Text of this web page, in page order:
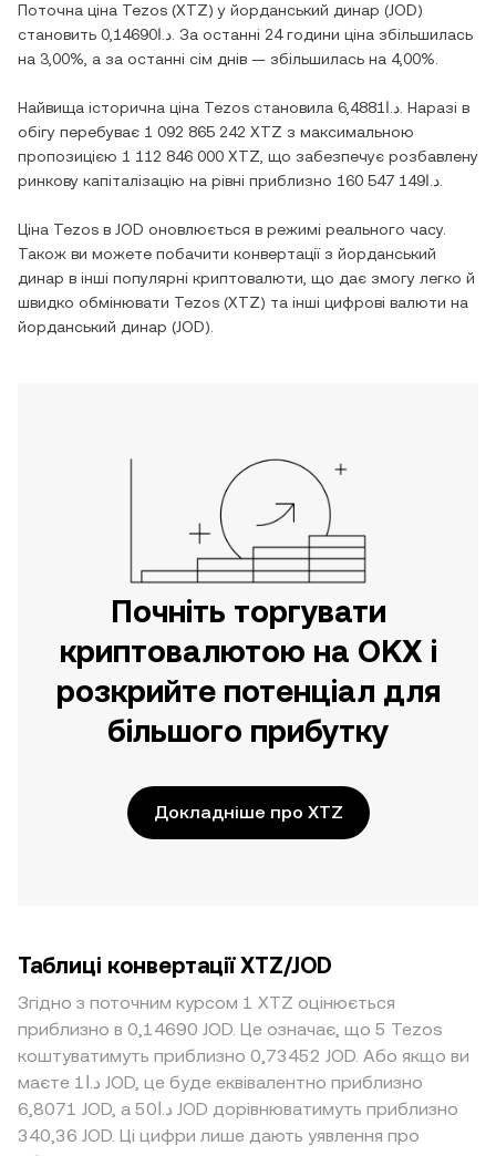
Поточна ціна Tezos (XTZ) у йорданський динар (JOD)
становить
د.ا0,14690 . За останні 24 години ціна збільшилась
на 3,00% , а за останні сім днів — збільшилась на 4,00%
Найвища історична ціна Tezos становила د.ا6,4881 . Наразі в
обігу перебуває 1 092 865 242 XTZ з максимальною
пропозицією 1 112 846 000 XTZ , що забезпечує розбавлену
ринкову капіталізацію на рівні приблизно
د.ا160 547 149
Ціна Tezos в JOD оновлюється в режимі реального часу.
Також ви можете побачити конвертації з йорданський
динар в інші популярні криптовалюти, що дає змогу легко й
швидко обмінювати Tezos (XTZ) та інші цифрові валюти на
йорданський динар (JOD).
Почніть торгувати
криптовалютою на OKX і
розкрийте потенціал для
більшого прибутку
Докладніше про XTZ
Таблиці конвертації XTZ/JOD
Згідно з поточним курсом 1 XTZ оцінюється
приблизно в 0,14690 JOD. Це означає, що 5 Tezos
коштуватимуть приблизно 0,73452 JOD. Або якщо ви
маєте د.ا1 JOD, це буде еквівалентно приблизно
6,8071 JOD, а د.ا50 JOD дорівнюватимуть приблизно
340,36 JOD. Ці цифри лише дають уявлення про